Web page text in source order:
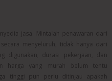
jasa. Mintalah penawaran dari
menyeluruh, tidak hanya dari
digunakan, durasi pekerjaan, dan
harga yang murah belum tentu
tinggi pun perlu ditinjau apakah